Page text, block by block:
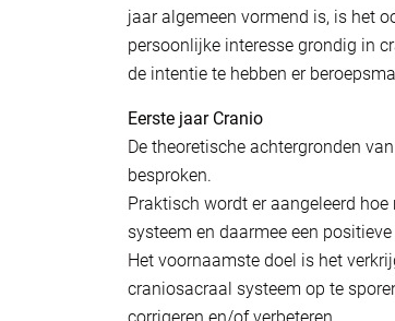
jaar algemeen vormend is, is het
persoonlijke interesse grondig in
de intentie te hebben er
Eerste jaar Cranio
De theoretische achtergronden
besproken.
Praktisch wordt er aangeleerd
systeem en daarmee een
Het voornaamste doel is het
craniosacraal systeem op te